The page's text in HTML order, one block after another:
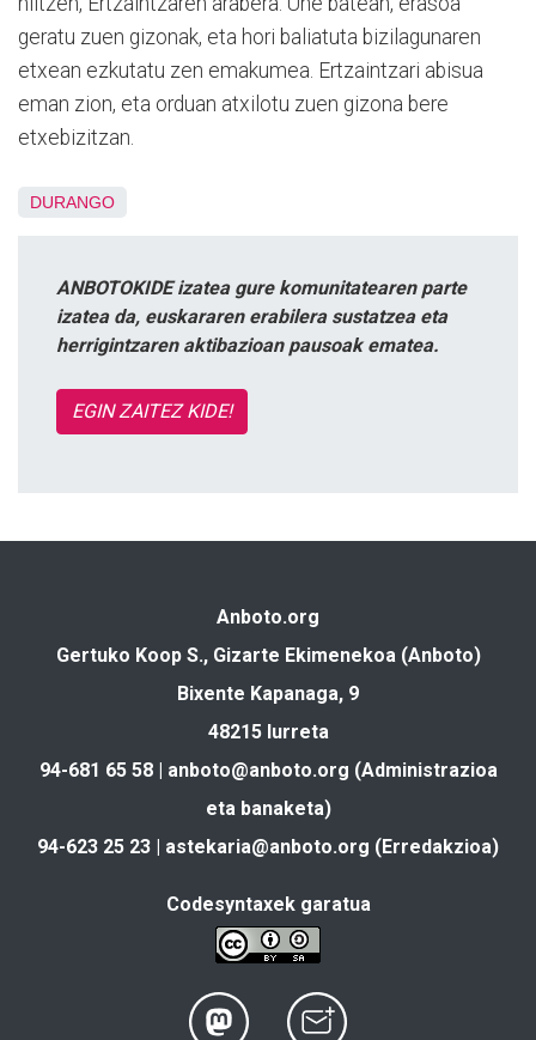
geratu zuen gizonak, eta hori baliatuta bizilagunaren
etxean ezkutatu zen emakumea. Ertzaintzari abisua
eman zion, eta orduan atxilotu zuen gizona bere
etxebizitzan.
DURANGO
ANBOTOKIDE izatea gure komunitatearen parte
izatea da, euskararen erabilera sustatzea eta
herrigintzaren aktibazioan pausoak ematea.
EGIN ZAITEZ KIDE!
Anboto.org
Gertuko Koop S., Gizarte Ekimenekoa (Anboto)
Bixente Kapanaga, 9
48215 Iurreta
94-681 65 58 | anboto@anboto.org (Administrazioa
eta banaketa)
94-623 25 23 | astekaria@anboto.org (Erredakzioa)
Codesyntaxek garatua